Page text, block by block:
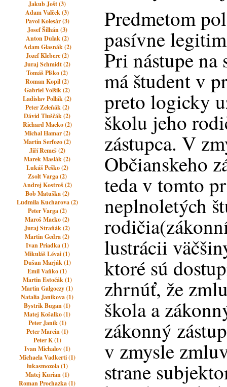
Jakub Jošt (3)
Adam Valček (3)
Pavol Kolesár (3)
Josef Šilhán (3)
Anton Dulak (2)
Adam Glasnák (2)
Jozef Kleberc (2)
Juraj Schmidt (2)
Tomáš Plško (2)
Roman Kopil (2)
Gabriel Volšík (2)
Ladislav Pollák (2)
Peter Zeleňák (2)
Dávid Tluščák (2)
Richard Macko (2)
Michal Hamar (2)
Martin Serfozo (2)
Jiří Remeš (2)
Marek Maslák (2)
Lukáš Peško (2)
Zsolt Varga (2)
Andrej Kostroš (2)
Bob Matuška (2)
Ludmila Kucharova (2)
Peter Varga (2)
Maroš Macko (2)
Juraj Straňák (2)
Martin Gedra (2)
Ivan Priadka (1)
Mikuláš Lévai (1)
Dušan Marják (1)
Emil Vaňko (1)
Martin Estočák (1)
Martin Galgoczy (1)
Natalia Janikova (1)
Bystrik Bugan (1)
Matej Košalko (1)
Peter Janík (1)
Peter Marcin (1)
Peter K (1)
Ivan Michalov (1)
Michaela Vadkerti (1)
lukasmozola (1)
Matej Kurian (1)
Roman Prochazka (1)
Predmetom
pasívne
Pri nástupe
má študent v
preto logicky
školu jeho
zástupca. V
Občianskeho
teda v tomto
neplnoletých
lustrácii
ktoré sú
zhrnúť, že
škola a
zákonný
v zmysle
strane